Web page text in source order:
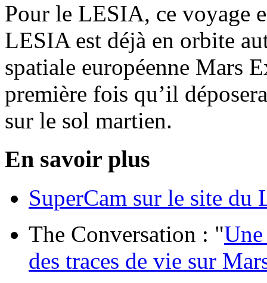
Pour le LESIA, ce voyage
LESIA est déjà en orbite
spatiale européenne Mars
première fois qu’il
sur le sol martien.
En savoir plus
SuperCam sur le site du
The Conversation : "
des traces de vie sur